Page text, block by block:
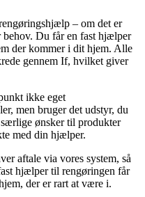
– om det er
Du får en fast hjælper
der kommer i dit hjem. Alle
gennem If, hvilket giver
ikke eget
men bruger det udstyr, du
ønsker til produkter
med din hjælper.
aftale via vores system, så
hjælper til rengøringen får
der er rart at være i.